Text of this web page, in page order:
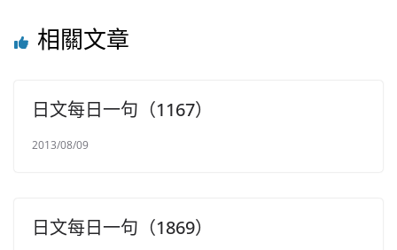
相關文章
日文每日一句（1167）
2013/08/09
日文每日一句（1869）